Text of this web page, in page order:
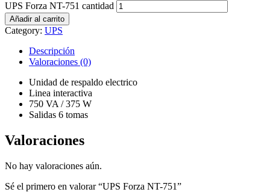
UPS Forza NT-751 cantidad
Añadir al carrito
Category: UPS
Descripción
Valoraciones (0)
Unidad de respaldo electrico
Linea interactiva
750 VA / 375 W
Salidas 6 tomas
Valoraciones
No hay valoraciones aún.
Sé el primero en valorar “UPS Forza NT-751”